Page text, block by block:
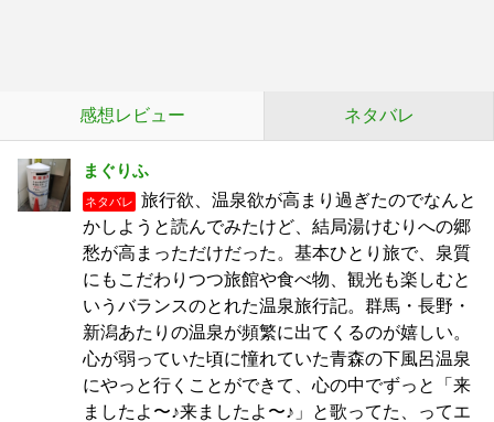
感想レビュー ネタバレ
まぐりふ
ネタバレ
旅行欲、温泉欲が高まり過ぎたのでなんと
かしようと読んでみたけど、結局湯けむりへの郷
愁が高まっただけだった。基本ひとり旅で、泉質
にもこだわりつつ旅館や食べ物、観光も楽しむと
いうバランスのとれた温泉旅行記。群馬・長野・
新潟あたりの温泉が頻繁に出てくるのが嬉しい。
心が弱っていた頃に憧れていた青森の下風呂温泉
にやっと行くことができて、心の中でずっと「来
ましたよ〜♪来ましたよ〜♪」と歌ってた、ってエ